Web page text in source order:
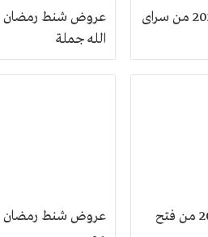
عروض كرتونة رمضان 2025 من سراى
الله جملة
عروض شنط رمضان 2025 من فتح